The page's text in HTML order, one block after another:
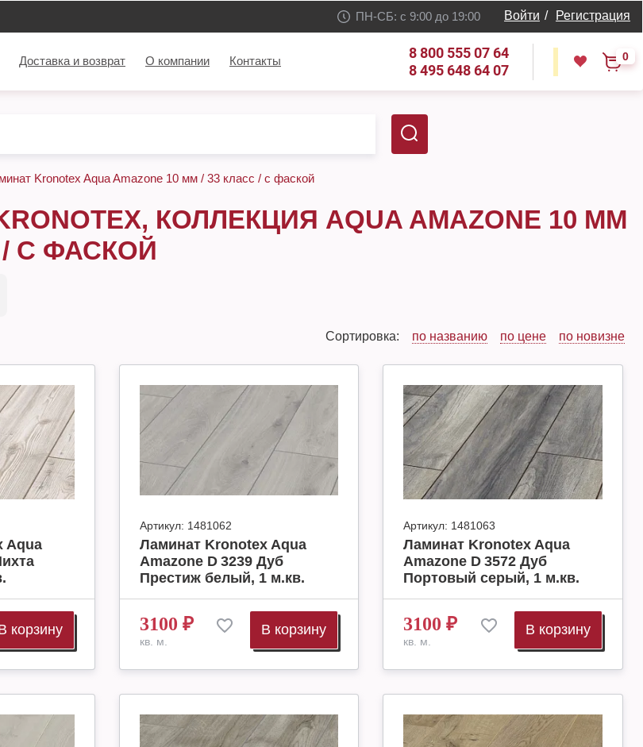
ПН-СБ: с 9:00 до 19:00 Войти / Регистрация
Доставка и возврат О компании Контакты
8 800 555 07 64
8 495 648 64 07
0
Kronotex Aqua Amazone 10 мм / 33 класс / с фаской
КОЛЛЕКЦИЯ AQUA AMAZONE 10 ММ
/ С ФАСКОЙ
Сортировка: по названию по цене по новизне
Aqua
корзину
Артикул: 1481062
Ламинат Kronotex Aqua
Amazone D 3239 Дуб
Престиж белый, 1 м.кв.
3100 ₽
кв. м.
В корзину
Артикул: 1481063
Ламинат Kronotex Aqua
Amazone D 3572 Дуб
Портовый серый, 1 м.кв.
3100 ₽
кв. м.
В корзину